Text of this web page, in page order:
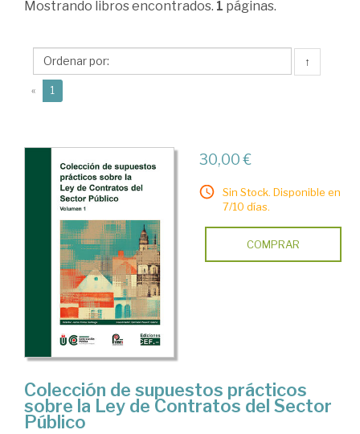
Palacín
Bernabé
Mostrando libros encontrados. 1 páginas.
↑
« 1
30,00 €
Sin Stock. Disponible en
7/10 días.
COMPRAR
Colección de supuestos prácticos
sobre la Ley de Contratos del Sector
Público